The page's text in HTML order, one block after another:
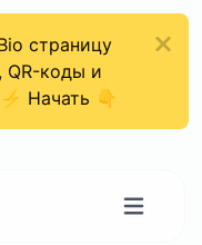
страницу
QR-коды и
Начать 👇